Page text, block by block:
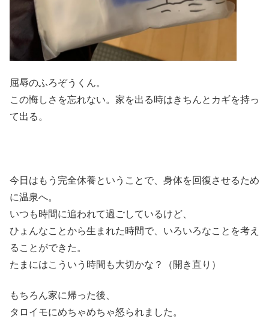
屈辱のふろぞうくん。
この悔しさを忘れない。家を出る時はきちんとカギを持っ
て出る。
今日はもう完全休養ということで、身体を回復させるため
に温泉へ。
いつも時間に追われて過ごしているけど、
ひょんなことから生まれた時間で、いろいろなことを考え
ることができた。
たまにはこういう時間も大切かな？（開き直り）
もちろん家に帰った後、
タロイモにめちゃめちゃ怒られました。